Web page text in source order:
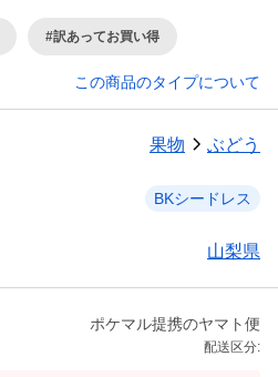
#訳あってお買い得
この商品のタイプについて
果物 ぶどう
BKシードレス
山梨県
ポケマル提携のヤマト便
配送区分: